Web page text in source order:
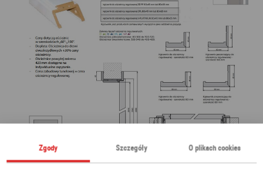
Zgody Szczegóły O plikach cookies